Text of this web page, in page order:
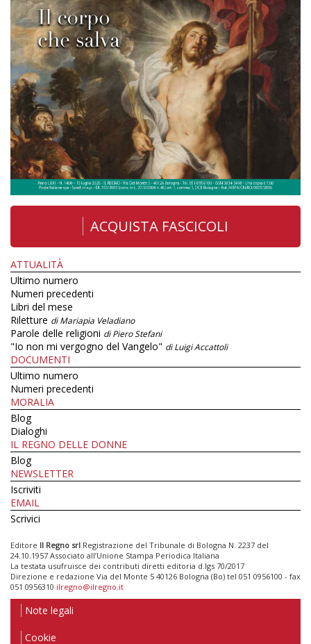
ACQUISTA FASCICOLI
ATTUALITÀ
Ultimo numero
Numeri precedenti
Libri del mese
Riletture di Mariapia Veladiano
Parole delle religioni di Piero Stefani
"Io non mi vergogno del Vangelo" di Luigi Accattoli
DOCUMENTI
Ultimo numero
Numeri precedenti
MORALIA
Blog
Dialoghi
IL REGNO DELLE DONNE
Blog
NEWSLETTER
Iscriviti
EMAIL
Scrivici
Editore Il Regno srl Registrazione del Tribunale di Bologna N. 2237 del
24.10.1957 Associato all’Unione Stampa Periodica Italiana
La testata usufruisce dei contributi diretti editoria d.lgs 70/2017
Direzione e redazione Via del Monte 5 40126 Bologna (Bo) tel 051 0956100 - fax
051 0956310 ilregno@ilregno.it
Note legali
Cookie